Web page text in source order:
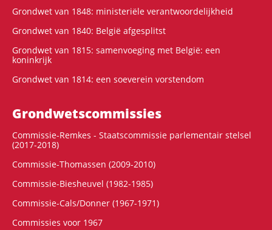
Grondwet van 1848: ministeriële verantwoordelijkheid
Grondwet van 1840: België afgesplitst
Grondwet van 1815: samenvoeging met België: een
koninkrijk
Grondwet van 1814: een soeverein vorstendom
Grondwets­commissies
Commissie-Remkes - Staatscommissie parlementair stelsel
(2017-2018)
Commissie-Thomassen (2009-2010)
Commissie-Biesheuvel (1982-1985)
Commissie-Cals/Donner (1967-1971)
Commissies voor 1967